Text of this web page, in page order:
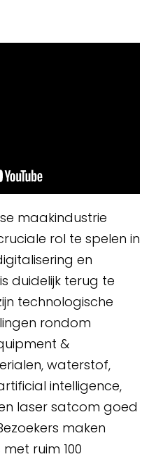
maakindustrie
rol te spelen in
en
duidelijk terug te
technologische
rondom
&
waterstof,
intelligence,
laser satcom goed
maken
ruim 100